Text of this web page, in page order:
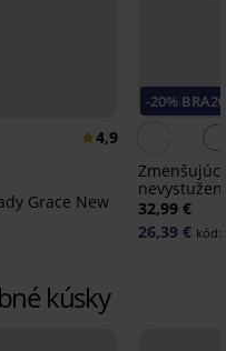
4,9
Grace New
-20% BRA20
32,99 €
26,39 € kód:
kúsky